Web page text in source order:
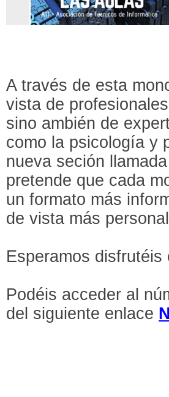
A través de esta
vista de
sino ambién de
como la psicología y
nueva seción
pretende que cada
un formato más
de vista más
Esperamos
Podéis acceder al
del siguiente enlace